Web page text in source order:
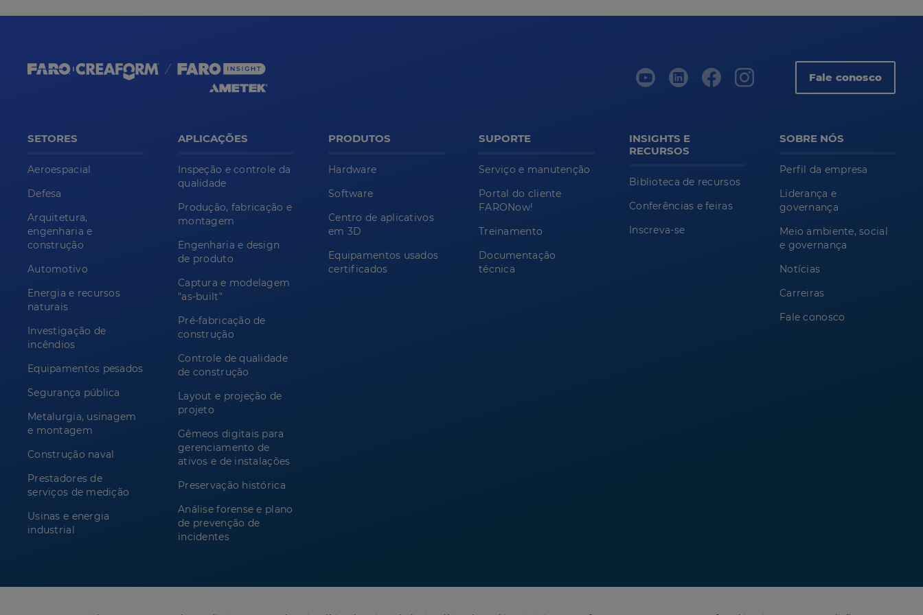
Fale conosco
SETORES
Aeroespacial
Defesa
Arquitetura,
engenharia e
construção
Automotivo
Energia e recursos
naturais
Investigação de
incêndios
Equipamentos pesados
Segurança pública
Metalurgia, usinagem
e montagem
Construção naval
Prestadores de
serviços de medição
Usinas e energia
industrial
APLICAÇÕES
Inspeção e controle da
qualidade
Produção, fabricação e
montagem
Engenharia e design
de produto
Captura e modelagem
"as-built"
Pré-fabricação de
construção
Controle de qualidade
de construção
Layout e projeção de
projeto
Gêmeos digitais para
gerenciamento de
ativos e de instalações
Preservação histórica
Análise forense e plano
de prevenção de
incidentes
PRODUTOS
Hardware
Software
Centro de aplicativos
em 3D
Equipamentos usados
certificados
SUPORTE
Serviço e manutenção
Portal do cliente
FARONow!
Treinamento
Documentação
técnica
INSIGHTS E
RECURSOS
Biblioteca de recursos
Conferências e feiras
Inscreva-se
SOBRE NÓS
Perfil da empresa
Liderança e
governança
Meio ambiente, social
e governança
Notícias
Carreiras
Fale conosco